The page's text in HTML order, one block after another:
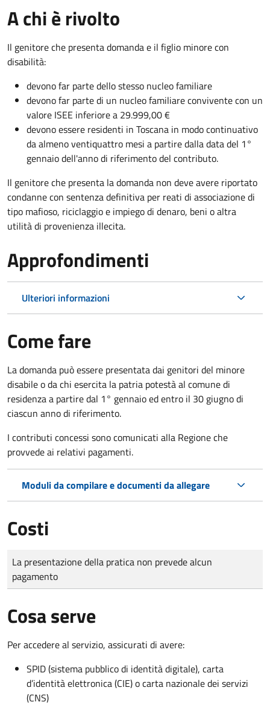
A chi è rivolto
Il genitore che presenta domanda e il figlio minore con
disabilità:
devono far parte dello stesso nucleo familiare
devono far parte di un nucleo familiare convivente con un
valore ISEE inferiore a 29.999,00 €
devono essere residenti in Toscana in modo continuativo
da almeno ventiquattro mesi a partire dalla data del 1°
gennaio dell'anno di riferimento del contributo.
Il genitore che presenta la domanda non deve avere riportato
condanne con sentenza definitiva per reati di associazione di
tipo mafioso, riciclaggio e impiego di denaro, beni o altra
utilità di provenienza illecita.
Approfondimenti
Ulteriori informazioni
Come fare
La domanda può essere presentata dai genitori del minore
disabile o da chi esercita la patria potestà al comune di
residenza a partire dal 1° gennaio ed entro il 30 giugno di
ciascun anno di riferimento.
I contributi concessi sono comunicati alla Regione che
provvede ai relativi pagamenti.
Moduli da compilare e documenti da allegare
Costi
Tipo di pagamento
Importo
La presentazione della pratica non prevede alcun
pagamento
Cosa serve
Per accedere al servizio, assicurati di avere:
SPID (sistema pubblico di identità digitale), carta
d’identità elettronica (CIE) o carta nazionale dei servizi
(CNS)